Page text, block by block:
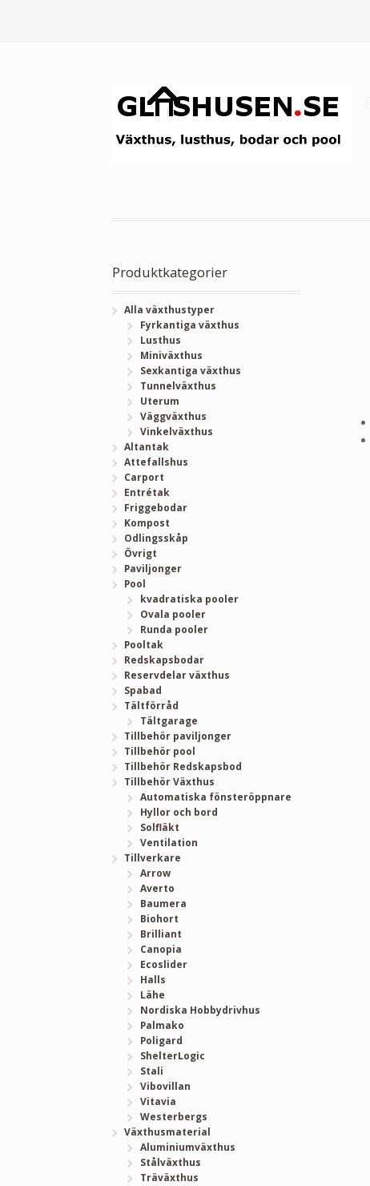
Produktkategorier
Alla växthustyper
Fyrkantiga växthus
Lusthus
Miniväxthus
Sexkantiga växthus
Tunnelväxthus
Uterum
Väggväxthus
Vinkelväxthus
Altantak
Attefallshus
Carport
Entrétak
Friggebodar
Kompost
Odlingsskåp
Övrigt
Paviljonger
Pool
kvadratiska pooler
Ovala pooler
Runda pooler
Pooltak
Redskapsbodar
Reservdelar växthus
Spabad
Tältförråd
Tältgarage
Tillbehör paviljonger
Tillbehör pool
Tillbehör Redskapsbod
Tillbehör Växthus
Automatiska fönsteröppnare
Hyllor och bord
Solfläkt
Ventilation
Tillverkare
Arrow
Averto
Baumera
Biohort
Brilliant
Canopia
Ecoslider
Halls
Lähe
Nordiska Hobbydrivhus
Palmako
Poligard
ShelterLogic
Stali
Vibovillan
Vitavia
Westerbergs
Växthusmaterial
Aluminiumväxthus
Stålväxthus
Träväxthus